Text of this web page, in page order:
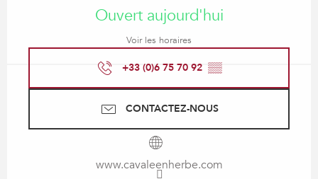
Ouvert aujourd'hui
Voir les horaires
+33 (0)6 75 70 92 ▒▒
CONTACTEZ-NOUS
www.cavaleenherbe.com